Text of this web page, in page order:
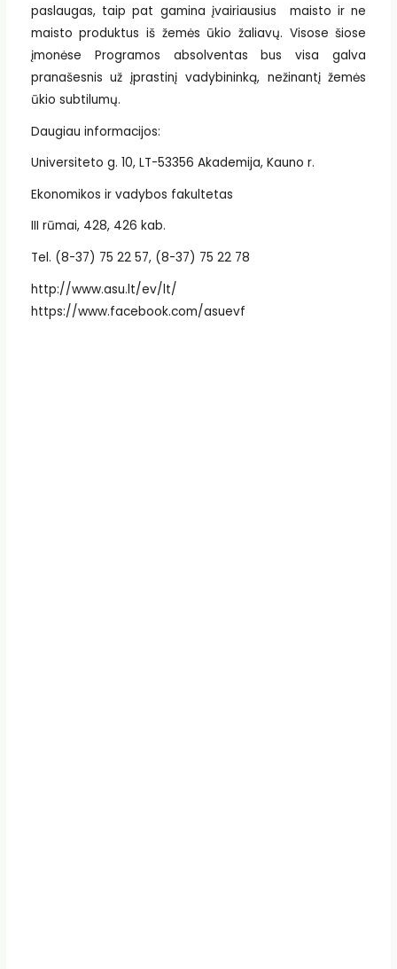
paslaugas, taip pat gamina įvairiausius maisto ir ne
maisto produktus iš žemės ūkio žaliavų. Visose šiose
įmonėse Programos absolventas bus visa galva
pranašesnis už įprastinį vadybininką, nežinantį žemės
ūkio subtilumų.
Daugiau informacijos:
Universiteto g. 10, LT-53356 Akademija, Kauno r.
Ekonomikos ir vadybos fakultetas
III rūmai, 428, 426 kab.
Tel. (8-37) 75 22 57, (8-37) 75 22 78
http://www.asu.lt/ev/lt/
https://www.facebook.com/asuevf